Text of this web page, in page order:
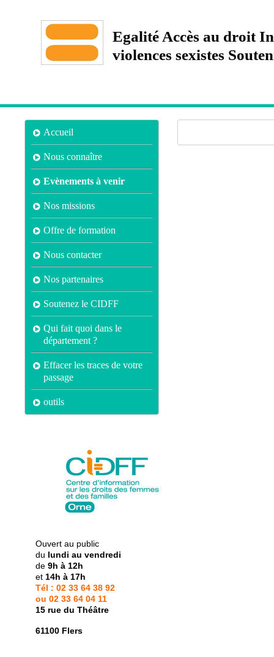
Egalité Accès au droit
violences sexistes
Accueil
Nous connaître
Evènements à venir
Nos missions
Offre de formation
Nous contacter
Nos partenaires
Soutenez le CIDFF
Qui fait quoi dans le
département ?
Effacer les traces de votre
passage
outils
Ouvert au public
du lundi au vendredi
de 9h à 12h
et 14h à 17h
Tél : 02 33 64 38 92
ou 02 33 64 04 11
15 rue du Théâtre
61100 Flers